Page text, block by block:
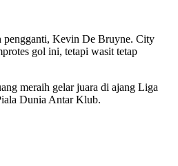
pengganti, Kevin De Bruyne. City
gol ini, tetapi wasit tetap
meraih gelar juara di ajang Liga
Dunia Antar Klub.